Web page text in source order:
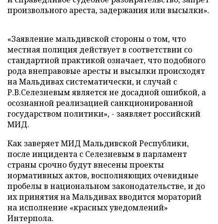
произвольного ареста, задержания или высылки».
«Заявление мальдивской стороны о том, что
местная полиция действует в соответствии со
стандартной практикой означает, что подобного
рода внеправовые аресты и высылки происходят
на Мальдивах систематически, и случай с
Р.В.Селезневым является не досадной ошибкой, а
осознанной реализацией санкционированной
государством политики», - заявляет российский
МИД.
Как заверяет МИД Мальдивской Республики,
после инцидента с Селезневым в парламент
страны срочно будут внесены проекты
нормативных актов, восполняющих очевидные
пробелы в национальном законодательстве, и до
их принятия на Мальдивах вводится мораторий
на исполнение «красных уведомлений»
Интерпола.